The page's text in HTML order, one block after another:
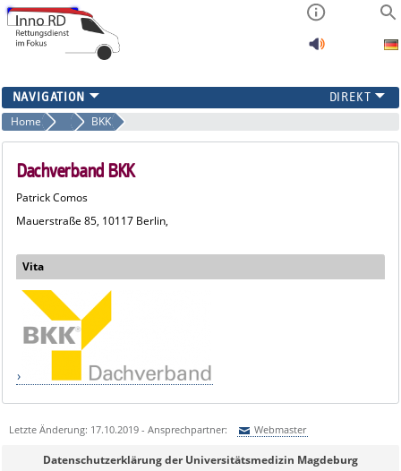
PROJEKTINFORMATION
FAQ
ERGEBNISSE
Home Projektkonsortium
BKK
Dachverband BKK
Patrick Comos
Mauerstraße 85, 10117 Berlin,
Vita
Letzte Änderung: 17.10.2019 - Ansprechpartner: Webmaster
Sie können eine Nachricht versenden an:Webmaster
Datenschutzerklärung der Universitätsmedizin Magdeburg